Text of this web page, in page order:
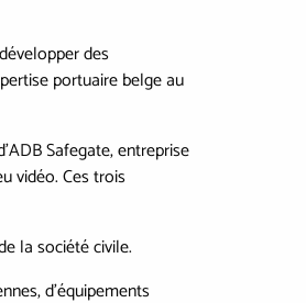
des
portuaire belge au
Safegate, entreprise
vidéo. Ces trois
la société civile.
d’équipements